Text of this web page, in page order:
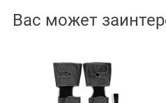
Вас может